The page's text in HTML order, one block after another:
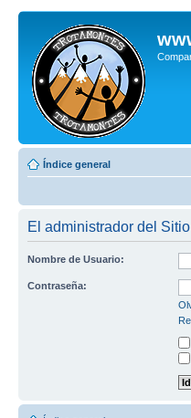
Índice general
El administrador del
Nombre de Usuario:
Contraseña: